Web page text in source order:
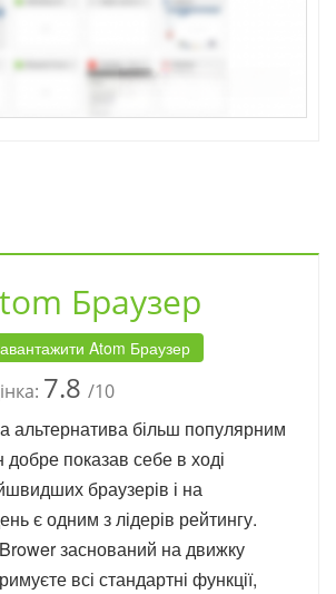
Браузер
Atom Браузер
7.8 /10
альтернатива більш популярним
показав себе в ході
браузерів і на
є одним з лідерів рейтингу.
заснований на движку
всі стандартні функції,